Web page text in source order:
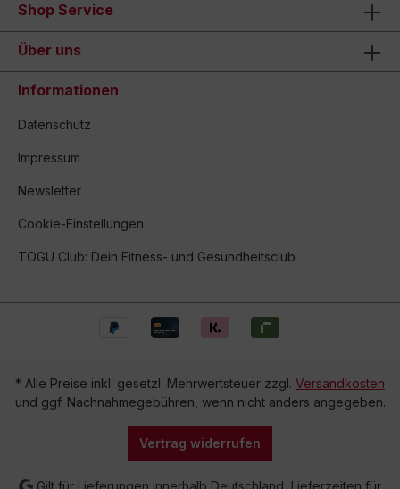
Shop Service
Über uns
Informationen
Datenschutz
Impressum
Newsletter
Cookie-Einstellungen
TOGU Club: Dein Fitness- und Gesundheitsclub
* Alle Preise inkl. gesetzl. Mehrwertsteuer zzgl. Versandkosten
und ggf. Nachnahmegebühren, wenn nicht anders angegeben.
Vertrag widerrufen
Gilt für Lieferungen innerhalb Deutschland, Lieferzeiten für